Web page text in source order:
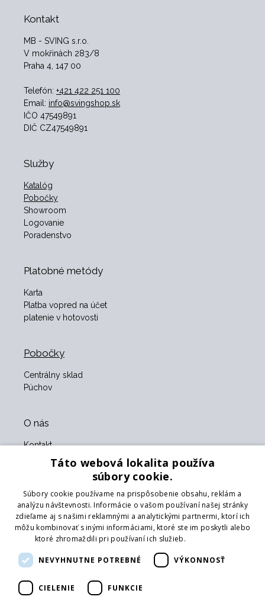
Kontakt
MB - SVING s.r.o.
V mokřinách 283/8
Praha 4, 147 00
Telefón: +421 422 251 100
Email: info@svingshop.sk
IČO 47549891
DIČ CZ47549891
Služby
Katalóg
Pobočky
Showroom
Logovanie
Poradenstvo
Platobné metódy
Karta
Platba vopred na účet
platenie v hotovosti
Pobočky
Centrálny sklad
Púchov
O nás
Kontakt
Obchodné podmienky
Naši partneri
Formulár na vrátenie tovaru
Vrátenie tovaru
Doprava
Sledujte nás
Táto webová lokalita používa
súbory cookie.
Súbory cookie používame na prispôsobenie obsahu, reklám a
analýzu návštevnosti. Informácie o vašom používaní našej stránky
zdieľame aj s našimi reklamnými a analytickými partnermi, ktorí ich
môžu kombinovať s inými informáciami, ktoré ste im poskytli alebo
ktoré zhromaždili pri používaní ich služieb.
NEVYHNUTNE POTREBNÉ VÝKONNOSŤ
CIELENIE FUNKCIE